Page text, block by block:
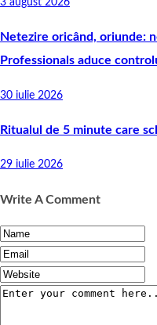
3 august 2026
Netezire oricând, oriunde:
Professionals aduce
30 iulie 2026
Ritualul de 5 minute care
29 iulie 2026
Write A Comment